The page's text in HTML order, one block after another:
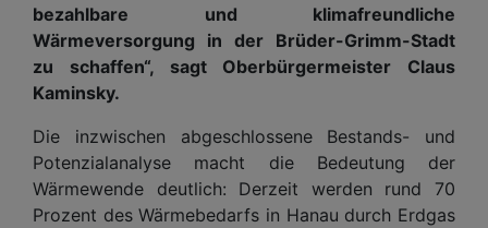
bezahlbare und klimafreundliche
Wärmeversorgung in der Brüder-Grimm-Stadt
zu schaffen“, sagt Oberbürgermeister Claus
Kaminsky.
Die inzwischen abgeschlossene Bestands- und
Potenzialanalyse macht die Bedeutung der
Wärmewende deutlich: Derzeit werden rund 70
Prozent des Wärmebedarfs in Hanau durch Erdgas